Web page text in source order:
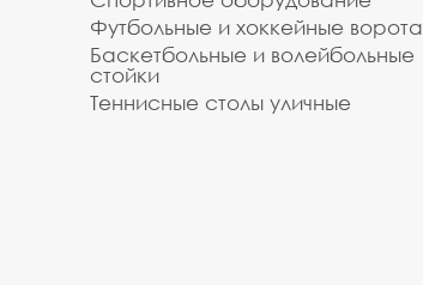
Футбольные и хоккейные ворота
Баскетбольные и волейбольные
стойки
Теннисные столы уличные